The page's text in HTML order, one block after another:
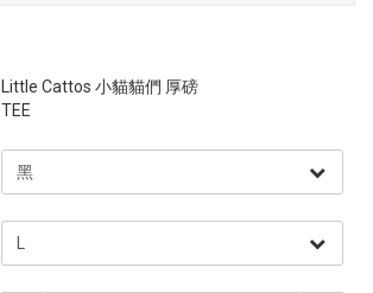
Little Cattos 小貓貓們 厚磅
TEE